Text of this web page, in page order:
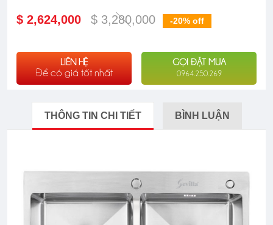
$ 2,624,000 $ 3,280,000 -20% off
LIÊN HỆ
Để có giá tốt nhất
GỌI ĐẶT MUA
0964.250.269
THÔNG TIN CHI TIẾT BÌNH LUẬN